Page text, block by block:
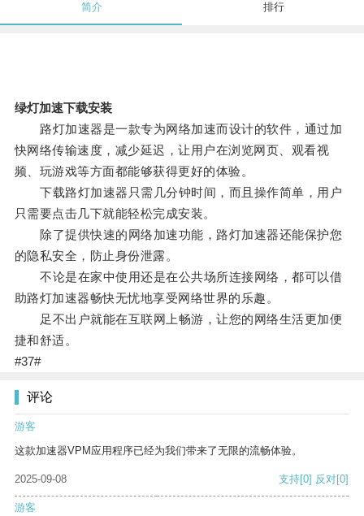
简介 排行
绿灯加速下载安装
路灯加速器是一款专为网络加速而设计的软件，通过加
快网络传输速度，减少延迟，让用户在浏览网页、观看视
频、玩游戏等方面都能够获得更好的体验。
下载路灯加速器只需几分钟时间，而且操作简单，用户
只需要点击几下就能轻松完成安装。
除了提供快速的网络加速功能，路灯加速器还能保护您
的隐私安全，防止身份泄露。
不论是在家中使用还是在公共场所连接网络，都可以借
助路灯加速器畅快无忧地享受网络世界的乐趣。
足不出户就能在互联网上畅游，让您的网络生活更加便
捷和舒适。
#37#
评论
游客
这款加速器VPM应用程序已经为我们带来了无限的流畅体验。
2025-09-08 支持[0] 反对[0]
游客